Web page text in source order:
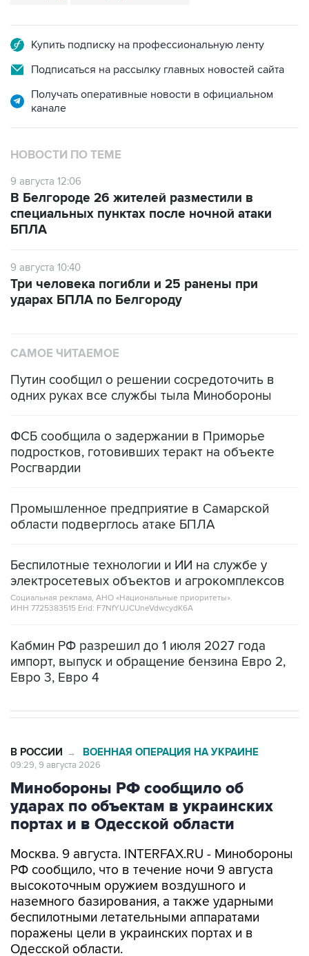
Купить подписку на профессиональную ленту
Подписаться на рассылку главных новостей сайта
Получать оперативные новости в официальном
канале
НОВОСТИ ПО ТЕМЕ
9 августа 12:06
В Белгороде 26 жителей разместили в
специальных пунктах после ночной атаки
БПЛА
9 августа 10:40
Три человека погибли и 25 ранены при
ударах БПЛА по Белгороду
САМОЕ ЧИТАЕМОЕ
Путин сообщил о решении сосредоточить в
одних руках все службы тыла Минобороны
ФСБ сообщила о задержании в Приморье
подростков, готовивших теракт на объекте
Росгвардии
Промышленное предприятие в Самарской
области подверглось атаке БПЛА
Беспилотные технологии и ИИ на службе у
электросетевых объектов и агрокомплексов
Социальная реклама, АНО «Национальные приоритеты».
ИНН 7725383515 Erid: F7NfYUJCUneVdwcydK6A
Кабмин РФ разрешил до 1 июля 2027 года
импорт, выпуск и обращение бензина Евро 2,
Евро 3, Евро 4
В РОССИИ → ВОЕННАЯ ОПЕРАЦИЯ НА УКРАИНЕ
09:29, 9 августа 2026
Минобороны РФ сообщило об
ударах по объектам в украинских
портах и в Одесской области
Москва. 9 августа. INTERFAX.RU - Минобороны
РФ сообщило, что в течение ночи 9 августа
высокоточным оружием воздушного и
наземного базирования, а также ударными
беспилотными летательными аппаратами
поражены цели в украинских портах и в
Одесской области.